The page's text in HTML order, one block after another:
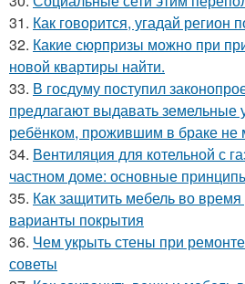
31. Как говорится, угадай регион
32. Какие сюрпризы можно при
новой квартиры найти.
33. В госдуму поступил
предлагают выдавать земельные
ребёнком, прожившим в браке не
34. Вентиляция для котельной с
частном доме: основные
35. Как защитить мебель во
варианты покрытия
36. Чем укрыть стены при
советы